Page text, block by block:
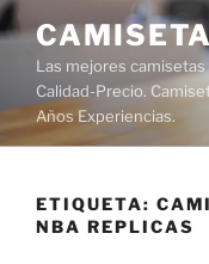
Saltar
al
contenido
Las mejores
Calidad-Precio.
Años Experiencias.
ETIQUETA:
NBA REPLICAS